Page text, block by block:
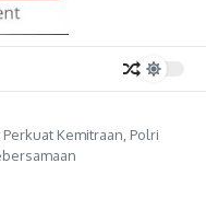
Kemitraan, Polri